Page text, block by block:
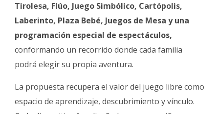
Tirolesa, Flúo, Juego Simbólico, Cartópolis,
Laberinto, Plaza Bebé, Juegos de Mesa y una
programación especial de espectáculos,
conformando un recorrido donde cada familia
podrá elegir su propia aventura.
La propuesta recupera el valor del juego libre como
espacio de aprendizaje, descubrimiento y vínculo.